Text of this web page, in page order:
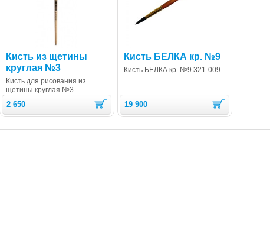
Кисть из щетины
круглая №3
Кисть для рисования из
щетины круглая №3
2 650
Кисть БЕЛКА кр. №9
Кисть БЕЛКА кр. №9 321-009
19 900